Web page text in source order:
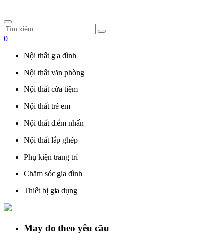
0
Nội thất gia đình
Nội thất văn phòng
Nội thất cửa tiệm
Nội thất trẻ em
Nội thất điểm nhấn
Nội thất lắp ghép
Phụ kiện trang trí
Chăm sóc gia đình
Thiết bị gia dụng
May đo theo yêu cầu